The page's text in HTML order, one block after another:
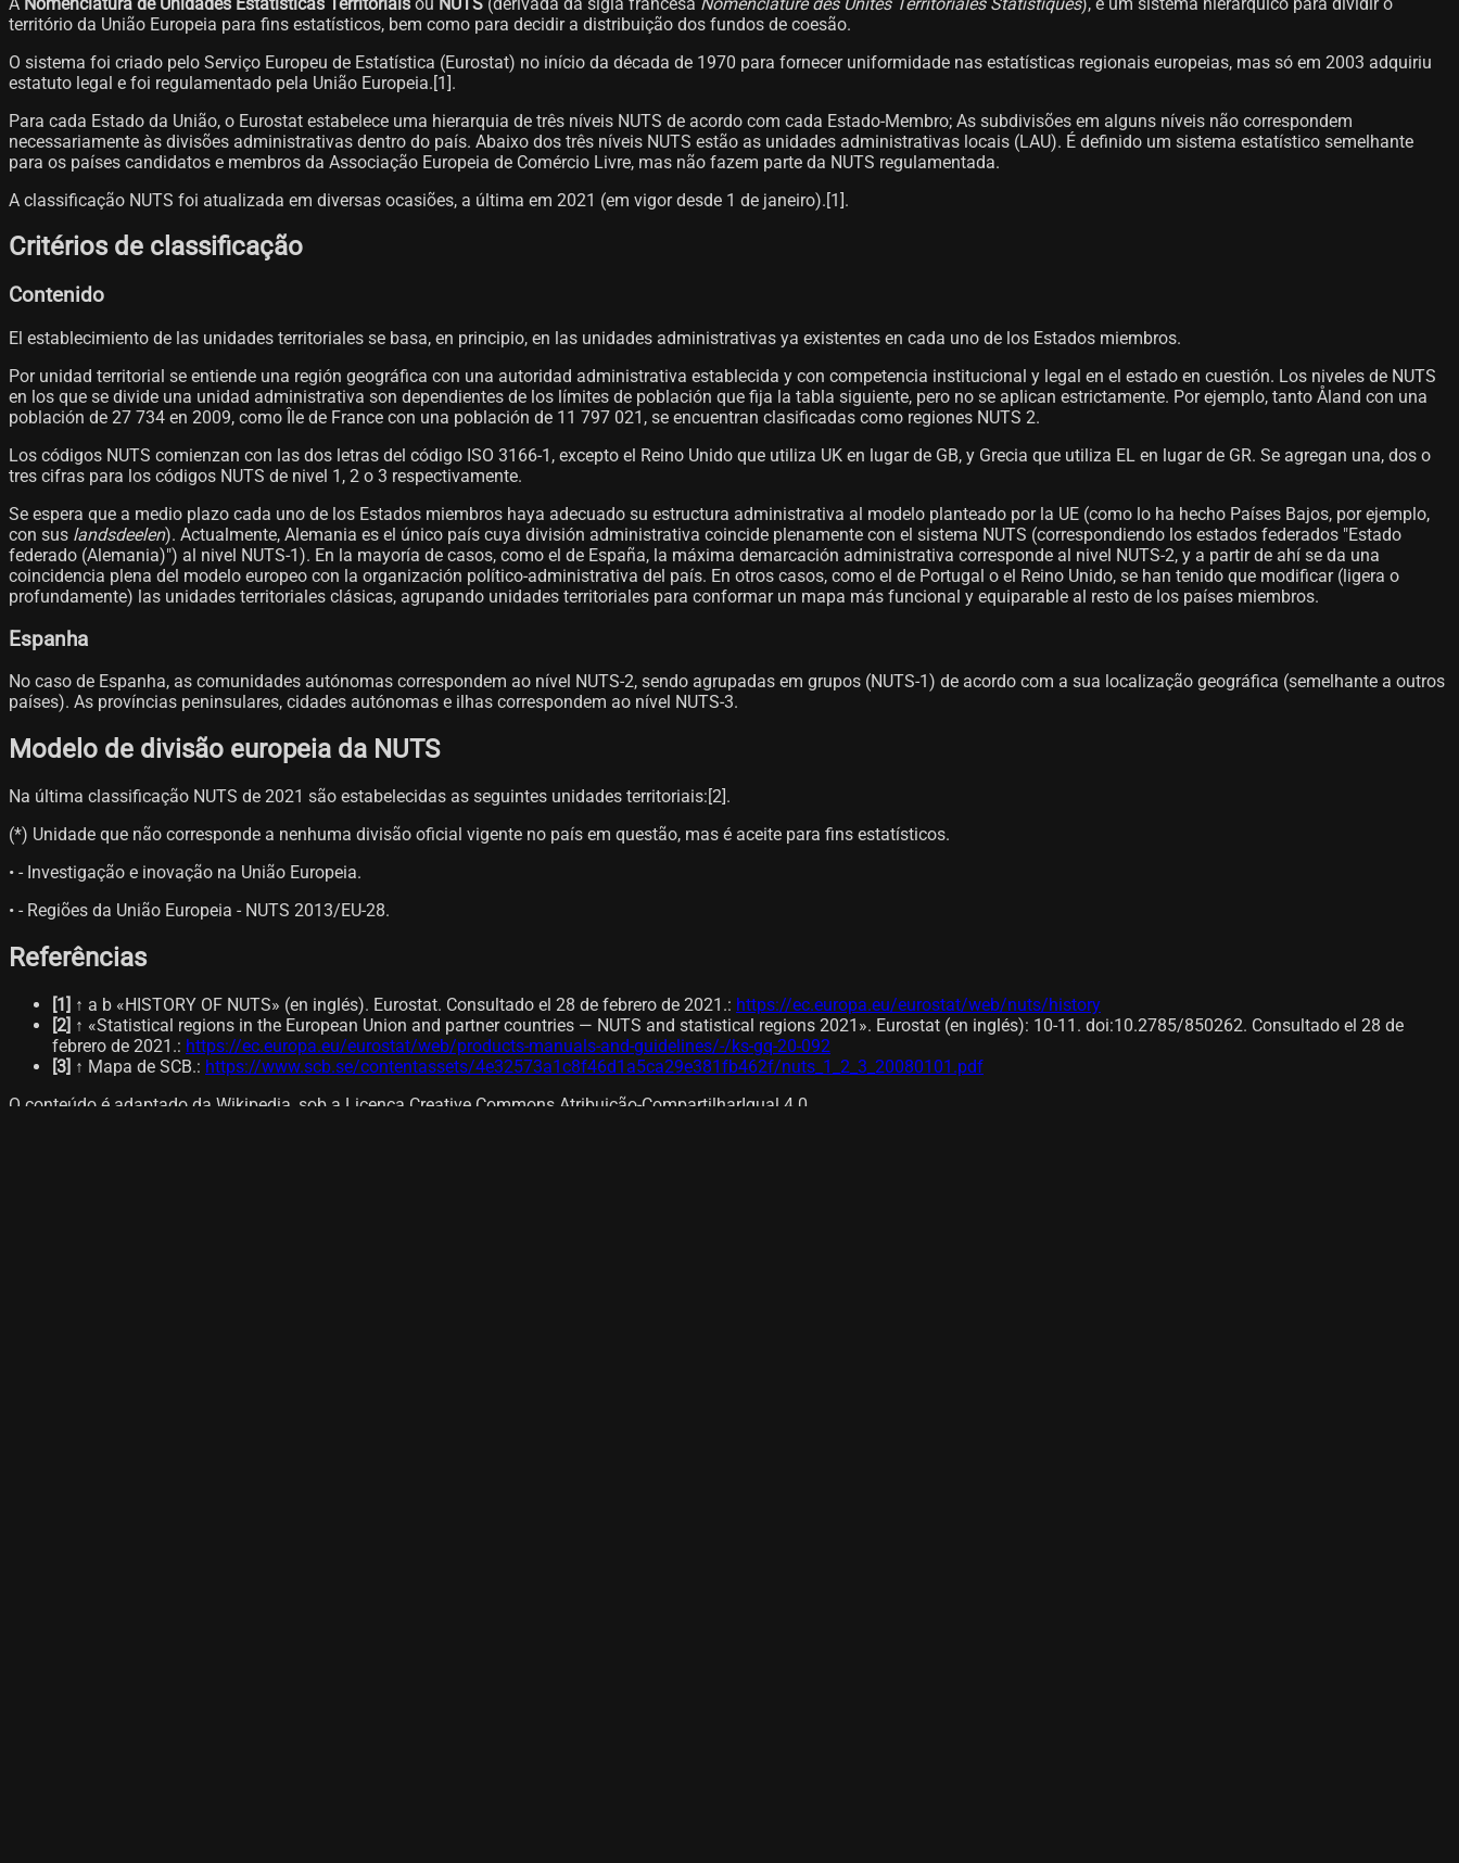
território da União Europeia para fins estatísticos, bem como para decidir a distribuição dos fundos de coesão.
O sistema foi criado pelo Serviço Europeu de Estatística (Eurostat) no início da década de 1970 para fornecer uniformidade nas estatísticas regionais europeias, mas só em 2003 adquiriu
estatuto legal e foi regulamentado pela União Europeia.[1]​.
Para cada Estado da União, o Eurostat estabelece uma hierarquia de três níveis NUTS de acordo com cada Estado-Membro; As subdivisões em alguns níveis não correspondem
necessariamente às divisões administrativas dentro do país. Abaixo dos três níveis NUTS estão as unidades administrativas locais (LAU). É definido um sistema estatístico semelhante
para os países candidatos e membros da Associação Europeia de Comércio Livre, mas não fazem parte da NUTS regulamentada.
A classificação NUTS foi atualizada em diversas ocasiões, a última em 2021 (em vigor desde 1 de janeiro).[1]​.
Critérios de classificação
Contenido
El establecimiento de las unidades territoriales se basa, en principio, en las unidades administrativas ya existentes en cada uno de los Estados miembros.
Por unidad territorial se entiende una región geográfica con una autoridad administrativa establecida y con competencia institucional y legal en el estado en cuestión. Los niveles de NUTS
en los que se divide una unidad administrativa son dependientes de los límites de población que fija la tabla siguiente, pero no se aplican estrictamente. Por ejemplo, tanto Åland con una
población de 27 734 en 2009, como Île de France con una población de 11 797 021, se encuentran clasificadas como regiones NUTS 2.
Los códigos NUTS comienzan con las dos letras del código ISO 3166-1, excepto el Reino Unido que utiliza UK en lugar de GB, y Grecia que utiliza EL en lugar de GR. Se agregan una, dos o
tres cifras para los códigos NUTS de nivel 1, 2 o 3 respectivamente.
Se espera que a medio plazo cada uno de los Estados miembros haya adecuado su estructura administrativa al modelo planteado por la UE (como lo ha hecho Países Bajos, por ejemplo,
con sus landsdeelen). Actualmente, Alemania es el único país cuya división administrativa coincide plenamente con el sistema NUTS (correspondiendo los estados federados "Estado
federado (Alemania)") al nivel NUTS-1). En la mayoría de casos, como el de España, la máxima demarcación administrativa corresponde al nivel NUTS-2, y a partir de ahí se da una
coincidencia plena del modelo europeo con la organización político-administrativa del país. En otros casos, como el de Portugal o el Reino Unido, se han tenido que modificar (ligera o
profundamente) las unidades territoriales clásicas, agrupando unidades territoriales para conformar un mapa más funcional y equiparable al resto de los países miembros.
Espanha
No caso de Espanha, as comunidades autónomas correspondem ao nível NUTS-2, sendo agrupadas em grupos (NUTS-1) de acordo com a sua localização geográfica (semelhante a outros
países). As províncias peninsulares, cidades autónomas e ilhas correspondem ao nível NUTS-3.
Modelo de divisão europeia da NUTS
Na última classificação NUTS de 2021 são estabelecidas as seguintes unidades territoriais:[2]​.
(*) Unidade que não corresponde a nenhuma divisão oficial vigente no país em questão, mas é aceite para fins estatísticos.
• - Investigação e inovação na União Europeia.
• - Regiões da União Europeia - NUTS 2013/EU-28.
Referências
[1] ↑ a b «HISTORY OF NUTS» (en inglés). Eurostat. Consultado el 28 de febrero de 2021.: https://ec.europa.eu/eurostat/web/nuts/history
[2] ↑ «Statistical regions in the European Union and partner countries — NUTS and statistical regions 2021». Eurostat (en inglés): 10-11. doi:10.2785/850262. Consultado el 28 de
febrero de 2021.: https://ec.europa.eu/eurostat/web/products-manuals-and-guidelines/-/ks-gq-20-092
[3] ↑ Mapa de SCB.: https://www.scb.se/contentassets/4e32573a1c8f46d1a5ca29e381fb462f/nuts_1_2_3_20080101.pdf
O conteúdo é adaptado da Wikipedia, sob a Licença Creative Commons Atribuição-CompartilharIgual 4.0.